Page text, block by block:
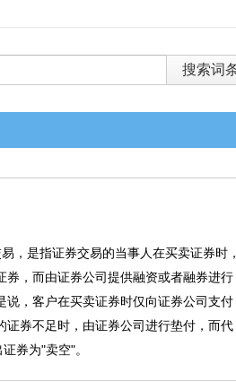
，是指证券交易的当事人在买卖证券时，
券，而由证券公司提供融资或者融券进行
，客户在买卖证券时仅向证券公司支付
券不足时，由证券公司进行垫付，而代
券为"卖空"。